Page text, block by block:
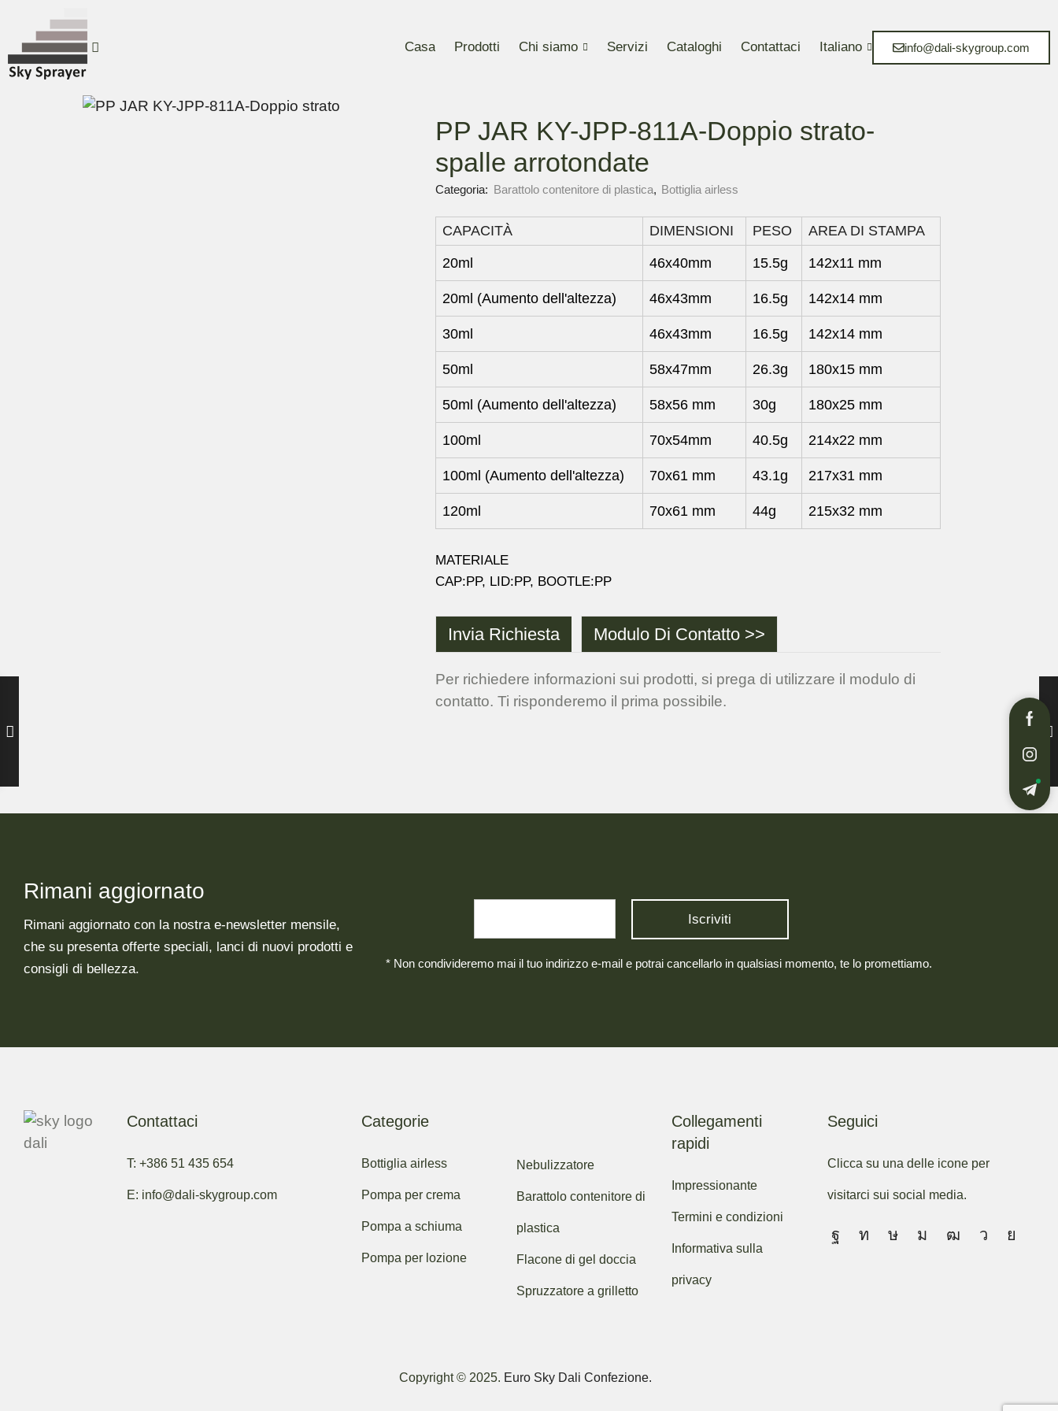
Casa Prodotti Chi siamo Servizi Cataloghi Contattaci Italiano info@dali-skygroup.com
PP JAR KY-JPP-811A-Doppio strato-
spalle arrotondate
Categoria: Barattolo contenitore di plastica, Bottiglia airless
CAPACITÀ DIMENSIONI PESO AREA DI STAMPA
20ml 46x40mm 15.5g 142x11 mm
20ml (Aumento dell'altezza) 46x43mm 16.5g 142x14 mm
30ml 46x43mm 16.5g 142x14 mm
50ml 58x47mm 26.3g 180x15 mm
50ml (Aumento dell'altezza) 58x56 mm 30g 180x25 mm
100ml 70x54mm 40.5g 214x22 mm
100ml (Aumento dell'altezza) 70x61 mm 43.1g 217x31 mm
120ml 70x61 mm 44g 215x32 mm
MATERIALE
CAP:PP, LID:PP, BOOTLE:PP
Invia Richiesta Modulo Di Contatto >>
Per richiedere informazioni sui prodotti, si prega di utilizzare il modulo di
contatto. Ti risponderemo il prima possibile.
Rimani aggiornato
Rimani aggiornato con la nostra e-newsletter mensile,
che su presenta offerte speciali, lanci di nuovi prodotti e
consigli di bellezza.
* Non condivideremo mai il tuo indirizzo e-mail e potrai cancellarlo in qualsiasi momento, te lo promettiamo.
Contattaci
T: +386 51 435 654
E: info@dali-skygroup.com
Categorie
Bottiglia airless
Pompa per crema
Pompa a schiuma
Pompa per lozione
Nebulizzatore
Barattolo contenitore di
plastica
Flacone di gel doccia
Spruzzatore a grilletto
Collegamenti
rapidi
Impressionante
Termini e condizioni
Informativa sulla
privacy
Seguici
Clicca su una delle icone per
visitarci sui social media.
Copyright © 2025. Euro Sky Dali Confezione.